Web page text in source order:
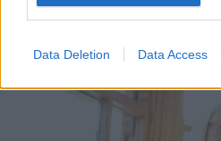
Data Deletion Data Access
nevelik – 4 fontos